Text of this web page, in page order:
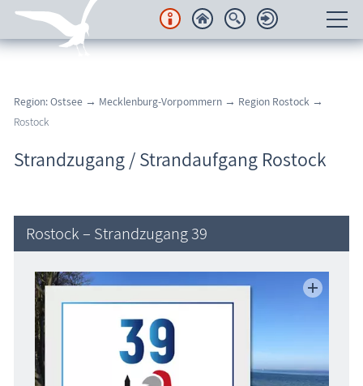
Regionales
Urlaubsorte
Freizeit
Wissenswertes
Veranstaltungen
Blog
Region: Ostsee → Mecklenburg-Vorpommern → Region Rostock →
Rostock
Strandzugang / Strandaufgang Rostock
Rostock – Strandzugang 39